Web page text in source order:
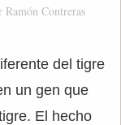
Ramón Contreras
del tigre
un gen que
El hecho